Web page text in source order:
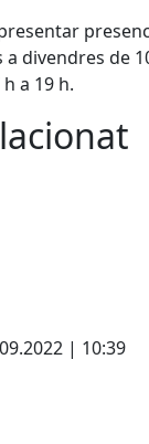
divendres de
a 19 h.
| 10:39